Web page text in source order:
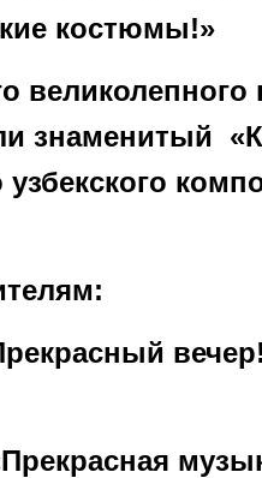
костюмы!»
великолепного
знаменитый